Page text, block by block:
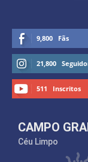
9,800 Fãs
21,800
511 Inscritos
CAMPO
Céu Limpo